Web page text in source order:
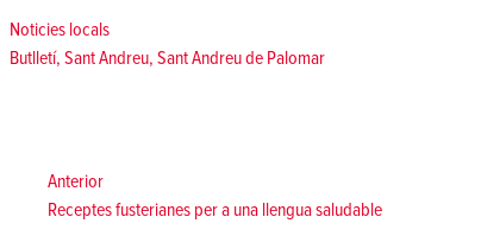
Posted in
Noticies locals
Tags:
Butlletí, Sant Andreu, Sant Andreu de Palomar
d'entradesAnteriorAnterior:
Receptes fusterianes per a una llengua saludable